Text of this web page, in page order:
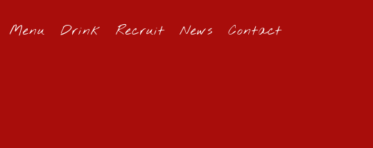
Menu Drink Recruit News Contact